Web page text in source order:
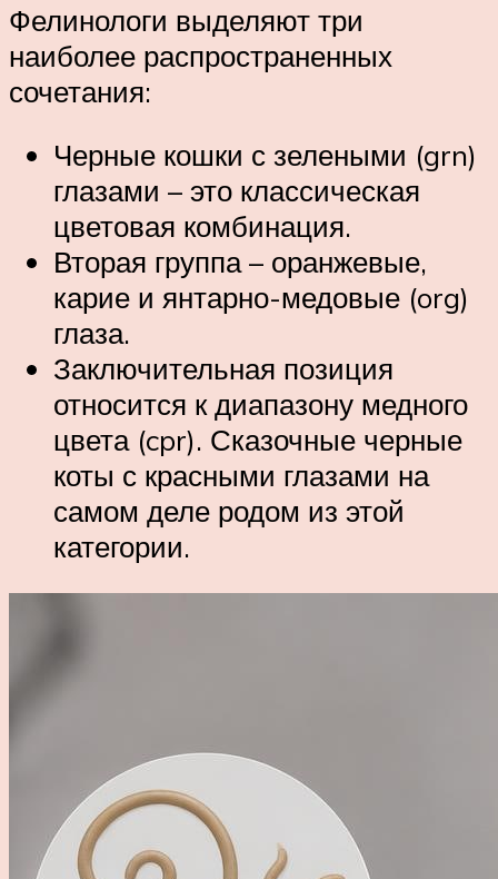
Фелинологи выделяют три
наиболее распространенных
сочетания:
Черные кошки с зелеными (grn)
глазами – это классическая
цветовая комбинация.
Вторая группа – оранжевые,
карие и янтарно-медовые (org)
глаза.
Заключительная позиция
относится к диапазону медного
цвета (cpr). Сказочные черные
коты с красными глазами на
самом деле родом из этой
категории.